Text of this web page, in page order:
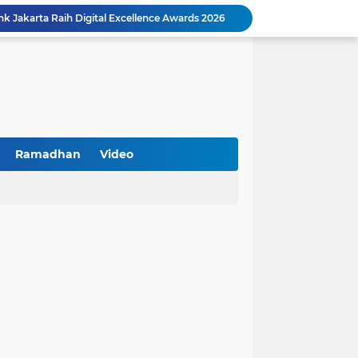
Jakarta Raih Digital Excellence Awards 2026
Peringatan HAN 2026, Pemerintah Pusat Apresiasi Komitmen Surabaya Penuhi Hak dan Lindungi Anak
Kikin Siapkan Program untuk Memajukan NU
Ramadhan Video